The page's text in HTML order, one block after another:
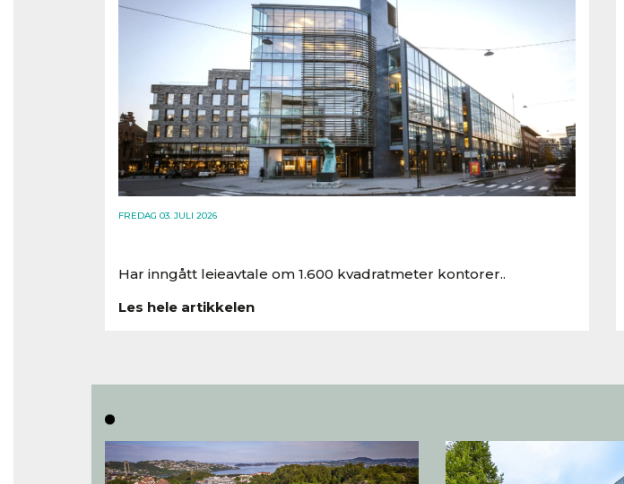
FREDAG 03. JULI 2026
Har inngått leieavtale om 1.600 kvadratmeter kontorer..
Les hele artikkelen